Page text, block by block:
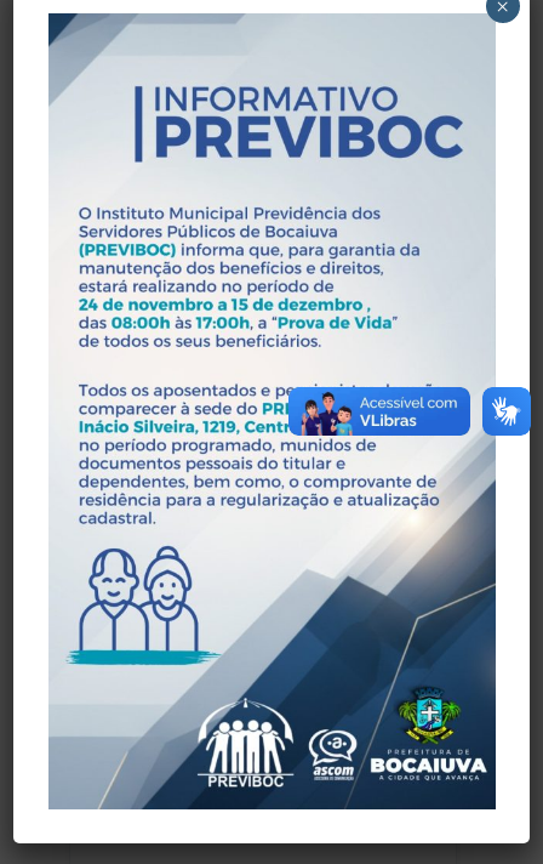
Aposentadoria Por
Invalidez
Para o servidor incapacitado
Ver Detalhes
Pensão Por Morte
Benefício destinado aos
dependentes do servidor falecido.
×